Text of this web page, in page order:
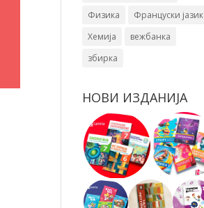
Физика
Француски јазик
Хемија
вежбанка
збирка
НОВИ ИЗДАНИЈА